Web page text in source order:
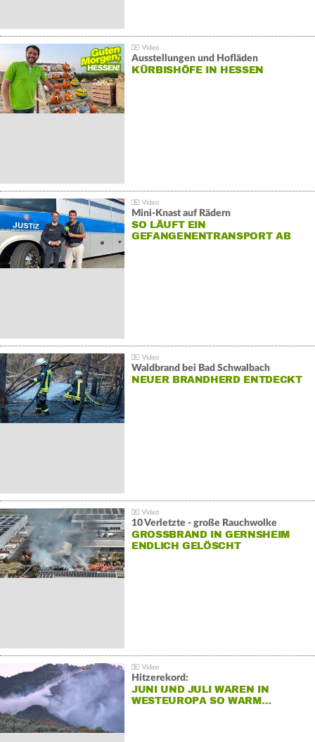
Ausstellungen und Hofläden
KÜRBISHÖFE IN HESSEN
Mini-Knast auf Rädern
SO LÄUFT EIN
GEFANGENENTRANSPORT AB
Waldbrand bei Bad Schwalbach
NEUER BRANDHERD ENTDECKT
10 Verletzte - große Rauchwolke
GROSSBRAND IN GERNSHEIM E
NDLICH GELÖSCHT
Hitzerekord:
JUNI UND JULI WAREN IN
WESTEUROPA SO WARM…